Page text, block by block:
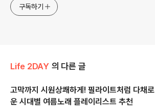
구독하기
Life 2DAY 의 다른 글
고막까지 시원상쾌하게! 필라이트처럼 다채로
운 시대별 여름노래 플레이리스트 추천